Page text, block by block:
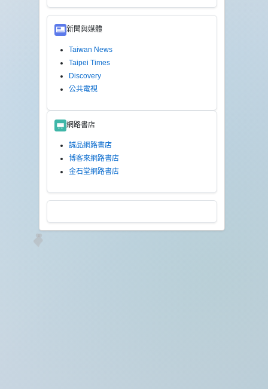
新聞與媒體
Taiwan News
Taipei Times
Discovery
公共電視
網路書店
誠品網路書店
博客來網路書店
金石堂網路書店